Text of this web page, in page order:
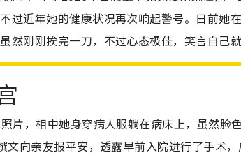
过近年她的健康状况再次响起警号。日前她
然刚刚挨完一刀，不过心态极佳，笑言自己
片，相中她身穿病人服躺在病床上，虽然脸
文向亲友报平安，透露早前入院进行了手术